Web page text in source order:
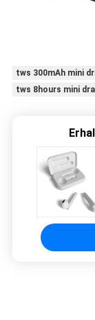
tws 300mAh mini
tws 8hours mini